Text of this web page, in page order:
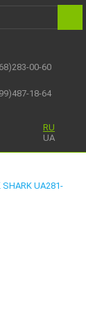
00-60
18-64
RU
UA
UA281-